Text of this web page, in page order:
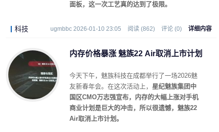
面板，这一次工艺真的达到了极限。
科技 ugmbbc 2026-01-10 23:05 阅读 (862) 评论 (0) 详细内容
内存价格暴涨 魅族22 Air取消上市计划
今天下午，魅族科技在成都举行了一场2026魅
友新春年会。在这次活动上， 星纪魅族集团中
国区CMO万志强宣布，内存的大幅上涨对手机
商业计划是巨大的冲击，所以很遗憾，魅族22
Air取消上市计划。